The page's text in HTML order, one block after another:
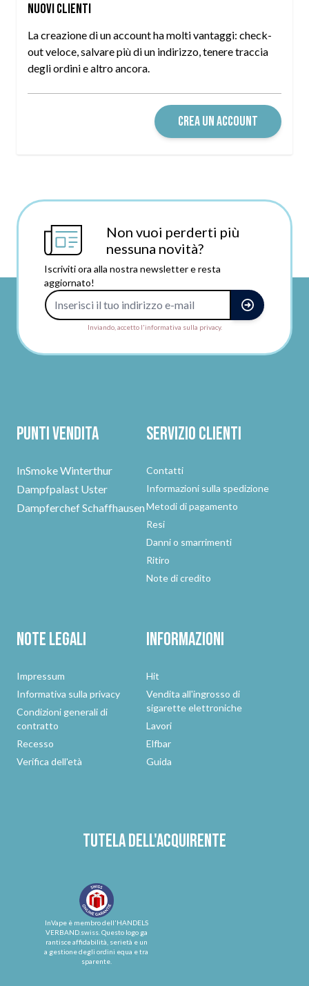
Nuovi Clienti
La creazione di un account ha molti vantaggi: check-
out veloce, salvare più di un indirizzo, tenere traccia
degli ordini e altro ancora.
CREA UN ACCOUNT
Non vuoi perderti più
nessuna novità?
Iscriviti ora alla nostra newsletter e resta
aggiornato!
Inviando, accetto l'informativa sulla privacy.
Punti vendita
InSmoke Winterthur
Dampfpalast Uster
Dampferchef Schaffhausen
Servizio clienti
Contatti
Informazioni sulla spedizione
Metodi di pagamento
Resi
Danni o smarrimenti
Ritiro
Note di credito
Note legali
Impressum
Informativa sulla privacy
Condizioni generali di
contratto
Recesso
Verifica dell'età
Informazioni
Hit
Vendita all'ingrosso di
sigarette elettroniche
Lavori
Elfbar
Guida
Tutela dell'acquirente
InVape è membro dell'HANDELS
VERBAND.swiss. Questo logo ga
rantisce affidabilità, serietà e un
a gestione degli ordini equa e tra
sparente.